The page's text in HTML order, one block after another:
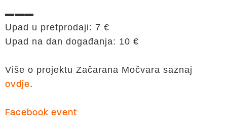
▬▬▬
Upad u pretprodaji: 7 €
Upad na dan događanja: 10 €
Više o projektu Začarana Močvara saznaj
ovdje.
Facebook event